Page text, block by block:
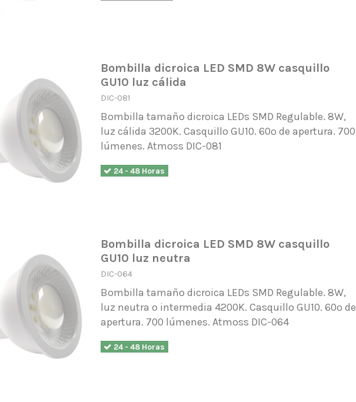
Bombilla dicroica LED SMD 8W casquillo
GU10 luz cálida
DIC-081
Bombilla tamaño dicroica LEDs SMD Regulable. 8W,
luz cálida 3200K. Casquillo GU10. 60º de apertura. 700
lúmenes. Atmoss DIC-081
24 - 48 Horas
Bombilla dicroica LED SMD 8W casquillo
GU10 luz neutra
DIC-064
Bombilla tamaño dicroica LEDs SMD Regulable. 8W,
luz neutra o intermedia 4200K. Casquillo GU10. 60º de
apertura. 700 lúmenes. Atmoss DIC-064
24 - 48 Horas